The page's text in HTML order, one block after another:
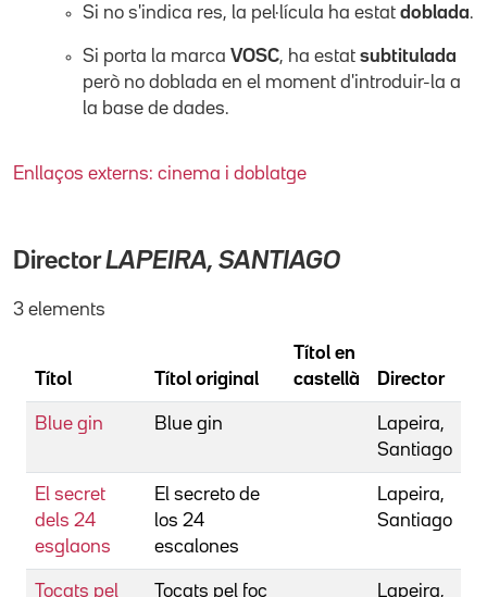
Si no s'indica res, la pel·lícula ha estat doblada.
Si porta la marca VOSC, ha estat subtitulada
però no doblada en el moment d'introduir-la a
la base de dades.
Enllaços externs: cinema i doblatge
DirectorLAPEIRA, SANTIAGO
3 elements
Títol Títol original
Títol en
castellà
Director
Blue gin Blue gin
Lapeira,
Santiago
El secret
dels 24
esglaons
El secreto de
los 24
escalones
Lapeira,
Santiago
Tocats pel Tocats pel foc Lapeira,